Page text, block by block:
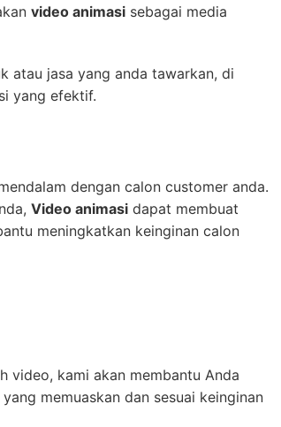
video animasi sebagai media
atau jasa yang anda tawarkan, di
yang efektif.
dengan calon customer anda.
Video animasi dapat membuat
meningkatkan keinginan calon
video, kami akan membantu Anda
memuaskan dan sesuai keinginan